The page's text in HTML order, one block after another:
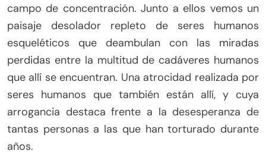
campo de concentración. Junto a ellos vemos un
paisaje desolador repleto de seres humanos
esqueléticos que deambulan con las miradas
perdidas entre la multitud de cadáveres humanos
que allí se encuentran. Una atrocidad realizada por
seres humanos que también están allí, y cuya
arrogancia destaca frente a la desesperanza de
tantas personas a las que han torturado durante
años.